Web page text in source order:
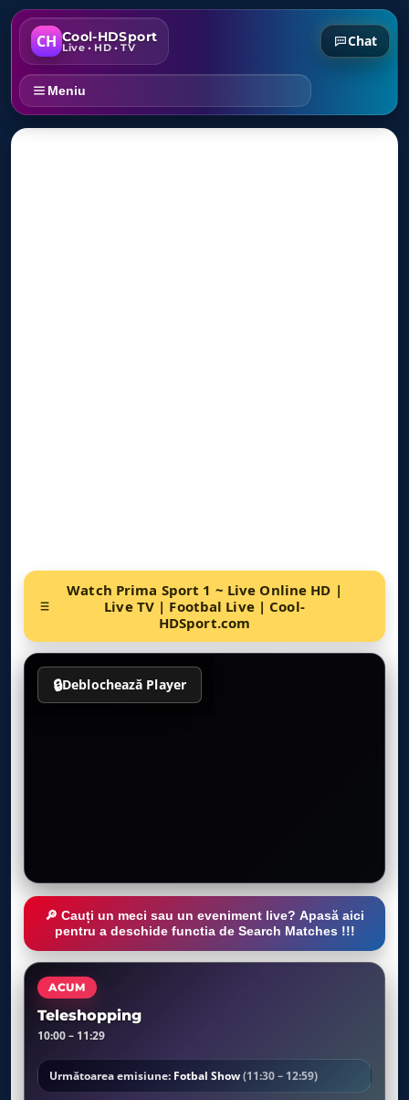
CH Cool-HDSport
Live • HD • TV
Meniu
Chat
Watch Prima Sport 1 ~ Live Online HD |
Live TV | Footbal Live | Cool-
HDSport.com
🔒Deblochează Player
🔎 Cauți un meci sau un eveniment live? Apasă aici
pentru a deschide functia de Search Matches !!!
ACUM
Teleshopping
10:00 – 11:29
Următoarea emisiune: Fotbal Show(11:30 – 12:59)